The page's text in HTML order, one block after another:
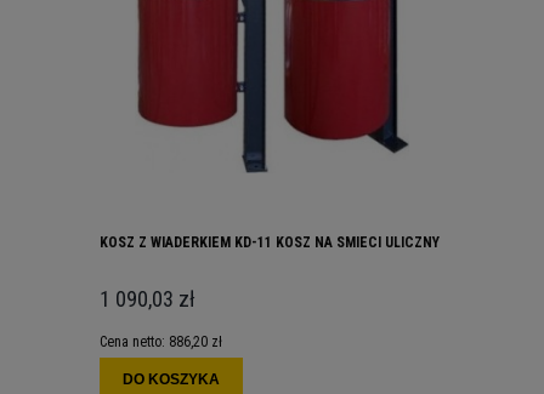
KOSZ Z WIADERKIEM KD-11 KOSZ NA SMIECI ULICZNY
1 090,03 zł
Cena netto: 886,20 zł
DO KOSZYKA